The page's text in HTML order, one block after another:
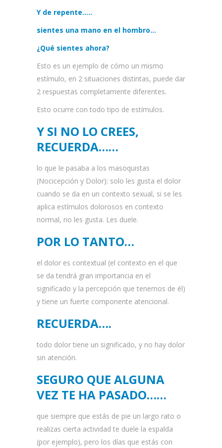
Y de repente…..
sientes una mano en el hombro…
¿Qué sientes ahora?
Esto es un ejemplo de cómo un mismo
estímulo, en 2 situaciones distintas, puede dar
2 respuestas completamente diferentes.
Esto ocurre con todo tipo de estímulos.
Y SI NO LO CREES,
RECUERDA……
lo que le pasaba a los masoquistas
(Nocicepción y Dolor): solo les gusta el dolor
cuando se da en un contexto sexual, si se les
aplica estímulos dolorosos en contexto
normal, no les gusta. Les duele.
POR LO TANTO…
el dolor es contextual (el contexto en el que
se da tendrá gran importancia en el
significado y la percepción que tenemos de él)
y tiene un fuerte componente atencional.
RECUERDA….
todo dolor tiene un significado, y no hay dolor
sin atención.
SEGURO QUE ALGUNA
VEZ TE HA PASADO……
que siempre que estás de pie un largo rato o
realizas cierta actividad te duele la espalda
(por ejemplo), pero los días que estás con